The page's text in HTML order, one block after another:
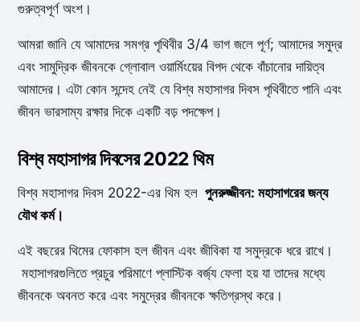
গুরুত্বপূর্ণ অংশ।
আমরা জানি যে আমাদের সমগ্র পৃথিবীর 3/4 ভাগ জলে পূর্ণ; আমাদের সমুদ্র
এবং সামুদ্রিক জীবনকে গ্লোবাল ওয়ার্মিংয়ের বিপদ থেকে বাঁচানোর দায়িত্ব
আমাদের। এটা কোন সন্দেহ নেই যে বিশ্ব মহাসাগর দিবস পৃথিবীতে পানি এবং
জীবন ভারসাম্য রক্ষার দিকে একটি বড় পদক্ষেপ।
বিশ্ব মহাসাগর দিবসের 2022 থিম
বিশ্ব মহাসাগর দিবস 2022-এর থিম হল পুনরুজ্জীবন: মহাসাগরের জন্য
যৌথ কর্ম।
এই বছরের থিমের ফোকাস হল জীবন এবং জীবিকা যা সমুদ্রকে ধরে রাখে।
মহাসাগরগুলিতে প্রচুর পরিমাণে প্লাস্টিক বর্জ্য ফেলা হয় যা তাদের মধ্যে
জীবনকে অবনত করে এবং সমুদ্রের জীবনকে ক্ষতিগ্রস্থ করে।